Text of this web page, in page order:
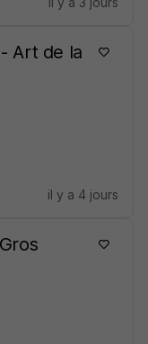
Art de la
il y a 4 jours